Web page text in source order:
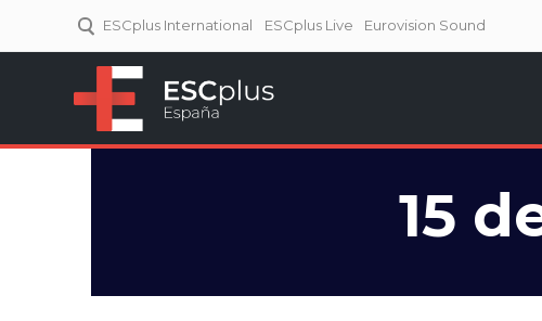
ESCplus International ESCplus Live Eurovision Sound
15